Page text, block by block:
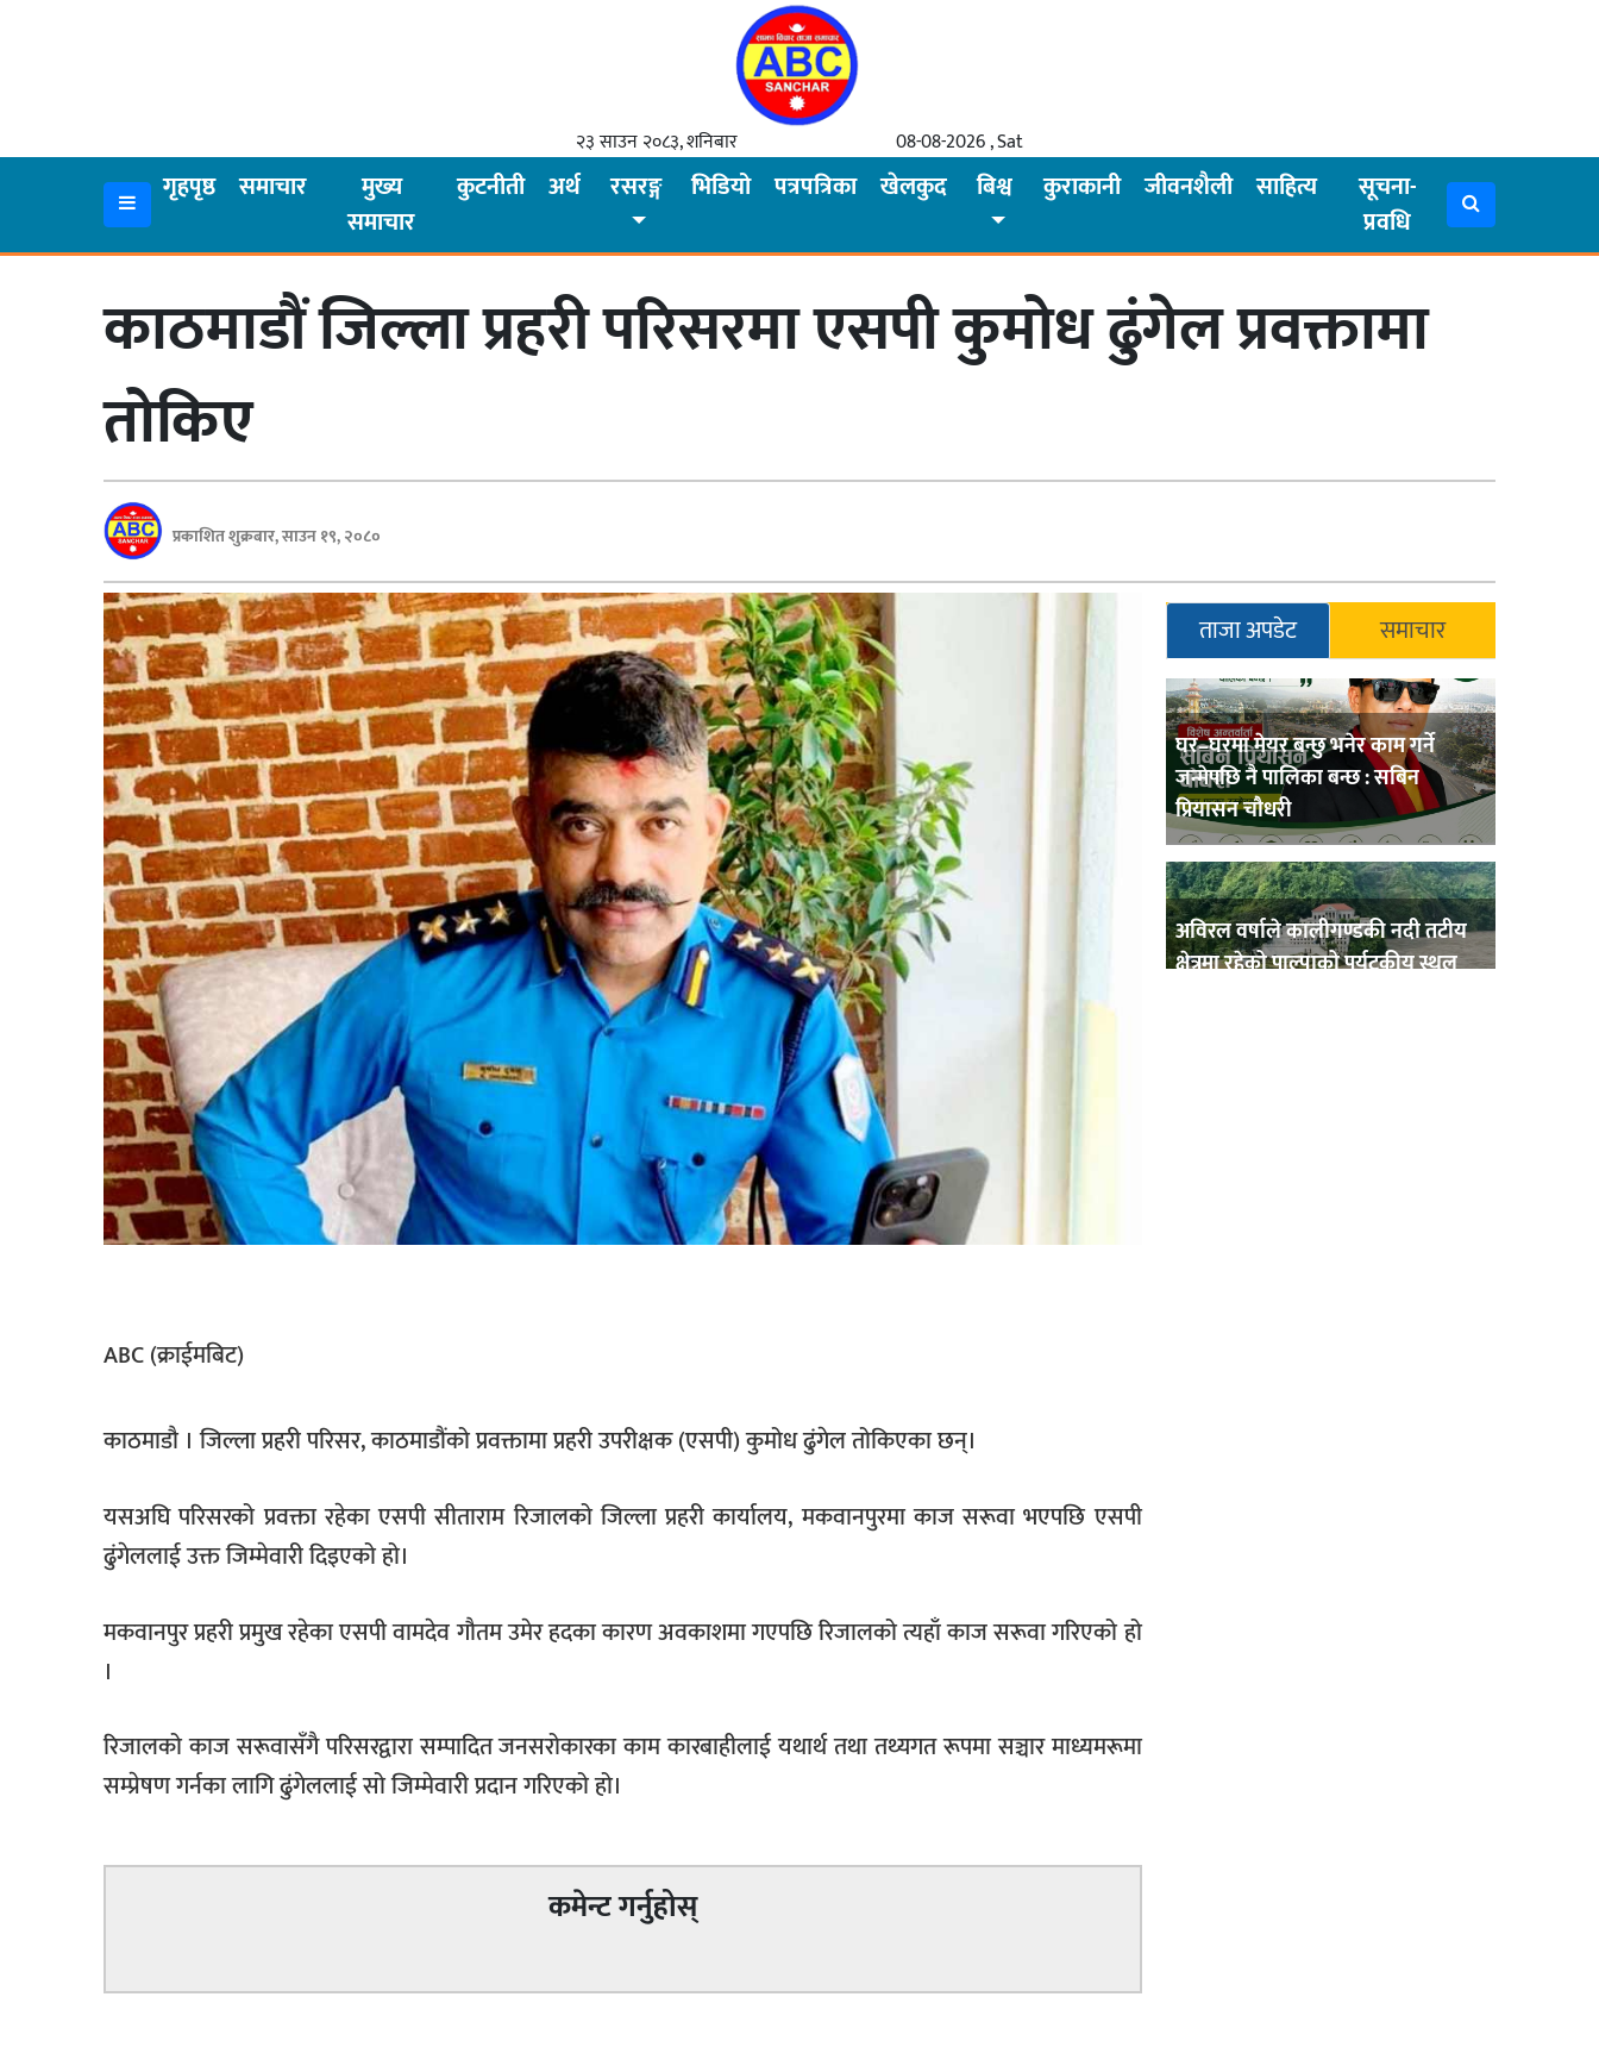
२३ साउन २०८३, शनिबार 08-08-2026 , Sat
गृहपृष्ठ समाचार
मुख्य
समाचार
कुटनीती अर्थ रसरङ्ग भिडियो पत्रपत्रिका खेलकुद बिश्व कुराकानी जीवनशैली साहित्य
सूचना-
प्रवधि
समाचार
पत्रपत्रिका
जीवनशैली
काठमाडौं जिल्ला प्रहरी परिसरमा एसपी कुमोध ढुंगेल प्रवक्तामा
तोकिए
प्रकाशित शुक्रबार, साउन १९, २०८०
ABC (क्राईमबिट)
काठमाडौ । जिल्ला प्रहरी परिसर, काठमाडौंको प्रवक्तामा प्रहरी उपरीक्षक (एसपी) कुमोध ढुंगेल तोकिएका छन्।
यसअघि परिसरको प्रवक्ता रहेका एसपी सीताराम रिजालको जिल्ला प्रहरी कार्यालय, मकवानपुरमा काज सरूवा भएपछि एसपी
ढुंगेललाई उक्त जिम्मेवारी दिइएको हो।
मकवानपुर प्रहरी प्रमुख रहेका एसपी वामदेव गौतम उमेर हदका कारण अवकाशमा गएपछि रिजालको त्यहाँ काज सरूवा गरिएको हो
।
रिजालको काज सरूवासँगै परिसरद्वारा सम्पादित जनसरोकारका काम कारबाहीलाई यथार्थ तथा तथ्यगत रूपमा सञ्चार माध्यमरूमा
सम्प्रेषण गर्नका लागि ढुंगेललाई सो जिम्मेवारी प्रदान गरिएको हो।
ताजा अपडेट समाचार
घर–घरमा मेयर बन्छु भनेर काम गर्ने
जन्मेपछि नै पालिका बन्छ : सबिन
प्रियासन चौधरी
अविरल वर्षाले कालीगण्डकी नदी तटीय
क्षेत्रमा रहेको पाल्पाको पर्यटकीय स्थल
कमेन्ट गर्नुहोस्